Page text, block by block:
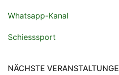
Whatsapp-Kanal
Schiesssport
NÄCHSTE